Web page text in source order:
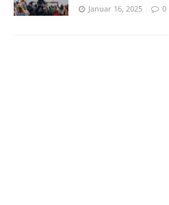
Januar 16, 2025 0